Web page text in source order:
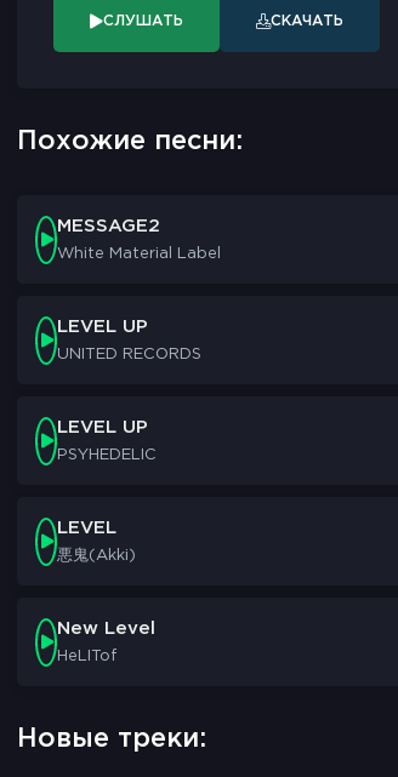
СЛУШАТЬ СКАЧАТЬ
Похожие песни:
MESSAGE2
White Material Label
LEVEL UP
UNITED RECORDS
LEVEL UP
PSYHEDELIC
LEVEL
悪鬼(Akki)
New Level
HeLITof
Новые треки: